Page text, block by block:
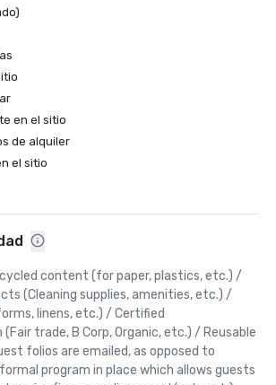
en el sitio
de alquiler
el sitio
content (for paper, plastics, etc.) /
(Cleaning supplies, amenities, etc.) /
linens, etc.) / Certified
(Fair trade, B Corp, Organic, etc.) / Reusable
folios are emailed, as opposed to
program in place which allows guests